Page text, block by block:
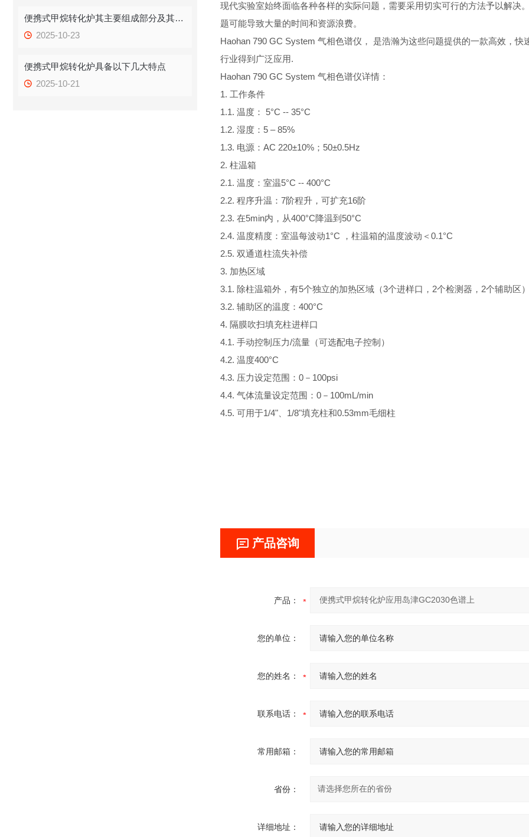
便携式甲烷转化炉其主要组成部分及其功能如下
2025-10-23
便携式甲烷转化炉具备以下几大特点
2025-10-21
现代实验室始终面临各种各样的实际问题，需要采用切实可行的方法予以解
题可能导致大量的时间和资源浪费。
Haohan 790 GC System 气相色谱仪， 是浩瀚为这些问题提供的一款高效，
行业得到广泛应用.
Haohan 790 GC System 气相色谱仪详情：
1. 工作条件
1.1. 温度： 5°C -- 35°C
1.2. 湿度：5 – 85%
1.3. 电源：AC 220±10%；50±0.5Hz
2. 柱温箱
2.1. 温度：室温5°C -- 400°C
2.2. 程序升温：7阶程升，可扩充16阶
2.3. 在5min内，从400°C降温到50°C
2.4. 温度精度：室温每波动1°C ，柱温箱的温度波动＜0.1°C
2.5. 双通道柱流失补偿
3. 加热区域
3.1. 除柱温箱外，有5个独立的加热区域（3个进样口，2个检测器，2个辅助区
3.2. 辅助区的温度：400°C
4. 隔膜吹扫填充柱进样口
4.1. 手动控制压力/流量（可选配电子控制）
4.2. 温度400°C
4.3. 压力设定范围：0－100psi
4.4. 气体流量设定范围：0－100mL/min
4.5. 可用于1/4"、1/8"填充柱和0.53mm毛细柱
产品咨询
产品：
您的单位：
您的姓名：
联系电话：
常用邮箱：
省份：
详细地址：